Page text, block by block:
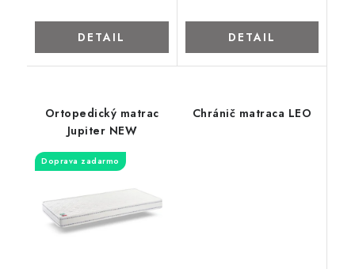
Napíšte nám
Obchodné podmienky
Podmienky ochrany osobných údajov
Cookies
O firme
Hodnotenie obchodu
DETAIL DETAIL
Ortopedický matrac
Jupiter NEW
Doprava zadarmo
Chránič matraca LEO